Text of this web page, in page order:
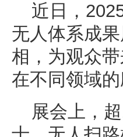
近日，
无人体系成
相，为观众
在不同领域的
展会上，